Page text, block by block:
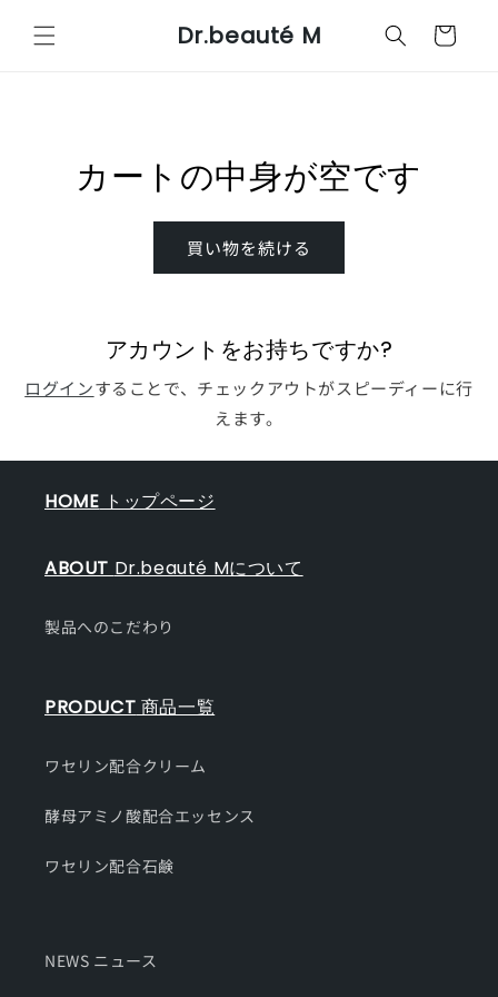
ンツに
進む
Dr.beauté M
ー
カートの中身が空です
買い物を続ける
アカウントをお持ちですか?
ログインすることで、チェックアウトがスピーディーに行
えます。
HOME トップページ
ABOUT Dr.beauté Mについて
製品へのこだわり
PRODUCT 商品一覧
ワセリン配合クリーム
酵母アミノ酸配合エッセンス
ワセリン配合石鹸
NEWS ニュース